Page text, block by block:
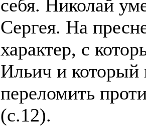
себя. Николай
Сергея. На
характер, с
Ильич и который
переломить
(с.12).